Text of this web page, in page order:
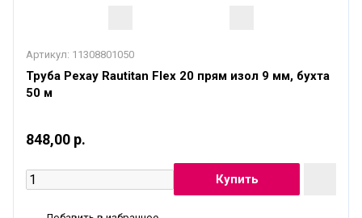
Артикул: 11308801050
Труба Рехау Rautitan Flex 20 прям изол 9 мм, бухта
50 м
848,00 р.